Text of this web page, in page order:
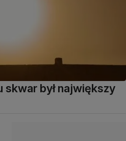
skwar był największy